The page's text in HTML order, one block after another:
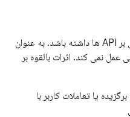
انتظار می رود این تغییرات تاثیر زیادی بر API ها داشته باشد. به عنوان
عمل نمی کند. اثرات بالقوه بر
یا تعاملات کاربر با